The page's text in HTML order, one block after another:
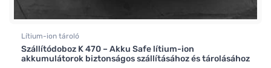
Lítium-ion tároló
Szállítódoboz K 470 – Akku Safe lítium-ion
akkumulátorok biztonságos szállításához és tárolásához